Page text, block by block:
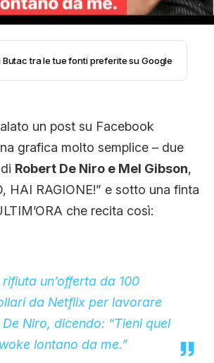
tra le tue fonti preferite su Google
un post su Facebook
grafica molto semplice – due
Robert De Niro e Mel Gibson,
HAI RAGIONE!” e sotto una finta
che recita così:
un’offerta da 100
da Netflix per lavorare
Niro, dicendo: “Tieni quel
lontano da me.”